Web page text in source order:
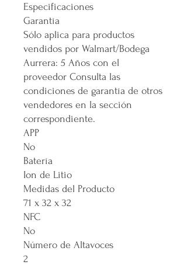
Especificaciones
Garantía
Sólo aplica para productos
vendidos por Walmart/Bodega
Aurrera: 5 Años con el
proveedor Consulta las
condiciones de garantía de otros
vendedores en la sección
correspondiente.
APP
No
Batería
Ion de Litio
Medidas del Producto
71 x 32 x 32
NFC
No
Número de Altavoces
2